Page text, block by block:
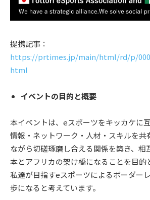
提携記事：
https://prtimes.jp/main/html/rd/p/
html
イベントの目的と概要
本イベントは、eスポーツをキッカケに
情報・ネットワーク・人材・スキルを共
ながら切磋琢磨し合える関係を築き、相
本とアフリカの架け橋になることを目的
私達が目指すeスポーツによるボーダー
歩になると考えています。